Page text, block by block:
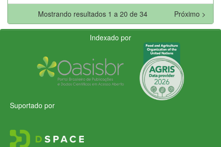
Mostrando resultados 1 a 20 de 34
Próximo >
Indexado por
Suportado por